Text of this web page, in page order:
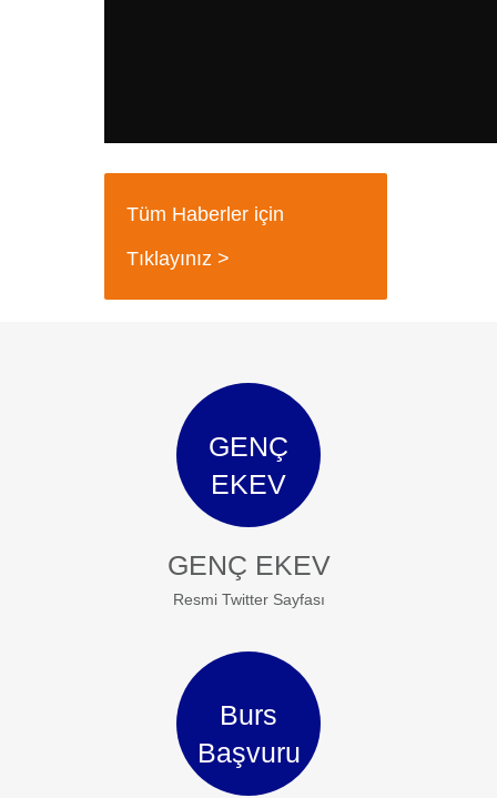
Tüm Haberler için
Tıklayınız >
GENÇ
EKEV
GENÇ EKEV
Resmi Twitter Sayfası
Burs
Başvuru